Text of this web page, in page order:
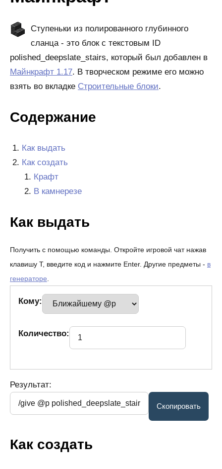
Ступеньки из полированного глубинного
сланца - это блок с текстовым ID
polished_deepslate_stairs, который был добавлен в
Майнкрафт 1.17. В творческом режиме его можно
взять во вкладке Строительные блоки.
Содержание
Как выдать
Как создать
Крафт
В камнерезе
Как выдать
Получить с помощью команды. Откройте игровой чат нажав
клавишу T, введите код и нажмите Enter. Другие предметы - в
генераторе.
Кому:
Количество:
Результат:
Как создать